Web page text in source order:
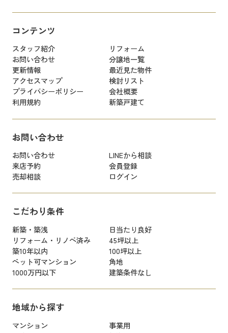
コンテンツ
スタッフ紹介
リフォーム
お問い合わせ
分譲地一覧
更新情報
最近見た物件
アクセスマップ
検討リスト
プライバシーポリシー
会社概要
利用規約
新築戸建て
お問い合わせ
お問い合わせ
LINEから相談
来店予約
会員登録
売却相談
ログイン
こだわり条件
新築・築浅
日当たり良好
リフォーム・リノベ済み
45坪以上
築10年以内
100坪以上
ペット可マンション
角地
1000万円以下
建築条件なし
地域から探す
マンション
事業用